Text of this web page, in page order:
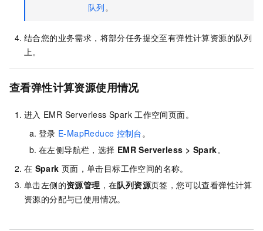
队列。
结合您的业务需求，将部分任务提交至有弹性计算资源的队列
上。
查看弹性计算资源使用情况
进入 EMR Serverless Spark 工作空间页面。
登录 E-MapReduce 控制台。
在左侧导航栏，选择 EMR Serverless > Spark。
在 Spark 页面，单击目标工作空间的名称。
单击左侧的资源管理 ，在队列资源页签，您可以查看弹性计算
资源的分配与已使用情况。